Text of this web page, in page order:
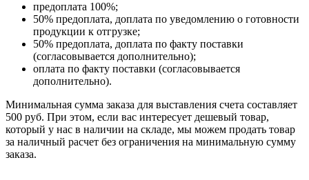
предоплата 100%;
50% предоплата, доплата по уведомлению о готовности
продукции к отгрузке;
50% предоплата, доплата по факту поставки
(согласовывается дополнительно);
оплата по факту поставки (согласовывается
дополнительно).
Минимальная сумма заказа для выставления счета составляет
500 руб. При этом, если вас интересует дешевый товар,
который у нас в наличии на складе, мы можем продать товар
за наличный расчет без ограничения на минимальную сумму
заказа.